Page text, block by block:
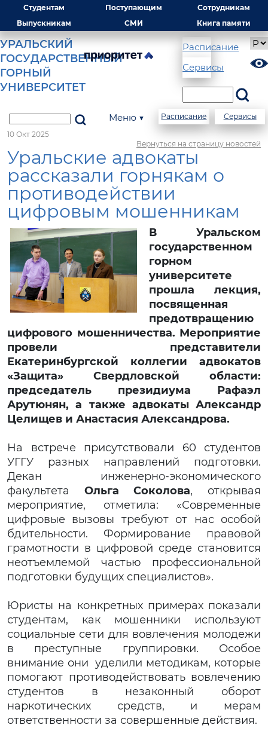
Студентам Поступающим
Сотрудникам
Выпускникам
СМИ Книга памяти
УРАЛЬСКИЙ
ГОСУДАРСТВЕННЫЙ
ГОРНЫЙ
УНИВЕРСИТЕТ
Расписание
Сервисы
Меню ▼ Расписание Сервисы
10 Окт 2025
Вернуться на страницу новостей
Уральские адвокаты
рассказали горнякам о
противодействии
цифровым мошенникам
В Уральском
государственном
горном
университете
прошла лекция,
посвященная
предотвращению
цифрового мошенничества. Мероприятие
провели представители
Екатеринбургской коллегии адвокатов
«Защита» Свердловской области:
председатель президиума Рафаэл
Арутюнян, а также адвокаты Александр
Целищев и Анастасия Александрова.
На встрече присутствовали 60 студентов
УГГУ разных направлений подготовки.
Декан инженерно-экономического
факультета Ольга Соколова, открывая
мероприятие, отметила: «Современные
цифровые вызовы требуют от нас особой
бдительности. Формирование правовой
грамотности в цифровой среде становится
неотъемлемой частью профессиональной
подготовки будущих специалистов».
Юристы на конкретных примерах показали
студентам, как мошенники используют
социальные сети для вовлечения молодежи
в преступные группировки. Особое
внимание они уделили методикам, которые
помогают противодействовать вовлечению
студентов в незаконный оборот
наркотических средств, и мерам
ответственности за совершенные действия.